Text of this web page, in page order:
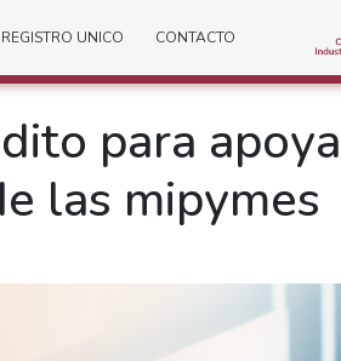
REGISTRO UNICO CONTACTO
para
las mipymes